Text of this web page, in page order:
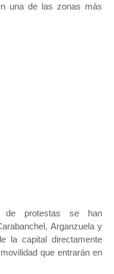
una de las zonas más
de protestas se han
Arganzuela y
la capital directamente
que entrarán en